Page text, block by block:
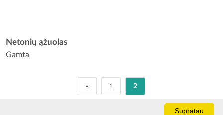
Netonių ąžuolas
Gamta
« 1 2
Supratau